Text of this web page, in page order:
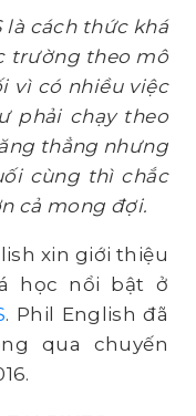
là cách thức khá
trường theo mô
vì có nhiều việc
phải chạy theo
thẳng nhưng
cùng thì chắc
cả mong đợi.
xin giới thiệu
học nổi bật ở
. Phil English đã
qua chuyến